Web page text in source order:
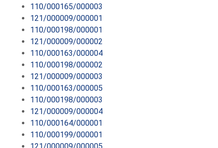
110/000165/000003
121/000009/000001
110/000198/000001
121/000009/000002
110/000163/000004
110/000198/000002
121/000009/000003
110/000163/000005
110/000198/000003
121/000009/000004
110/000164/000001
110/000199/000001
121/000009/000005